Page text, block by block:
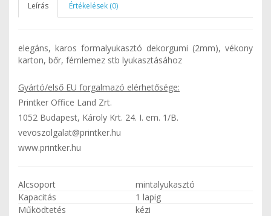
Leírás Értékelések (0)
elegáns, karos formalyukasztó dekorgumi (2mm), vékony
karton, bőr, fémlemez stb lyukasztásához
Gyártó/első EU forgalmazó elérhetősége:
Printker Office Land Zrt.
1052 Budapest, Károly Krt. 24. I. em. 1/B.
vevoszolgalat@printker.hu
www.printker.hu
Alcsoport
mintalyukasztó
Kapacitás
1 lapig
Működtetés
kézi